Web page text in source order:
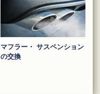
マフラー・サスペンション
の交換